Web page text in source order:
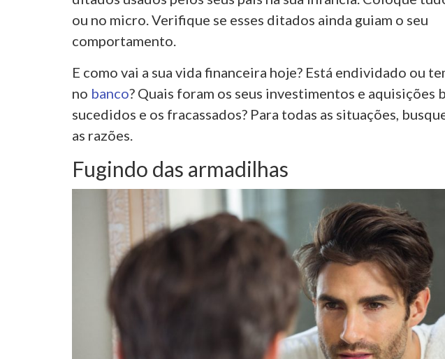
ou no micro. Verifique se esses ditados ainda guiam o seu
comportamento.
E como vai a sua vida financeira hoje? Está endividado ou
no banco? Quais foram os seus investimentos e aquisições
sucedidos e os fracassados? Para todas as situações,
as razões.
Fugindo das armadilhas